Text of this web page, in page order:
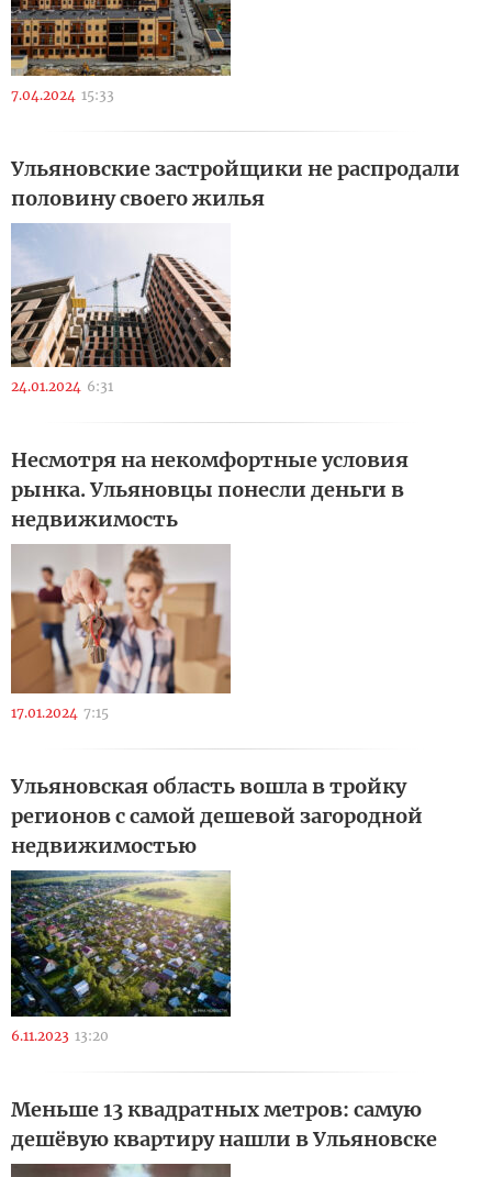
7.04.2024 15:33
Ульяновские застройщики не распродали
половину своего жилья
24.01.2024 6:31
Несмотря на некомфортные условия
рынка. Ульяновцы понесли деньги в
недвижимость
17.01.2024 7:15
Ульяновская область вошла в тройку
регионов с самой дешевой загородной
недвижимостью
6.11.2023 13:20
Меньше 13 квадратных метров: самую
дешёвую квартиру нашли в Ульяновске